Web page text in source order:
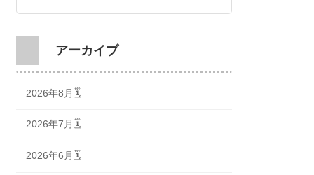
アーカイブ
2026年8月🗓
2026年7月🗓
2026年6月🗓